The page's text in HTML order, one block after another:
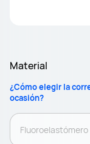
Material
¿Cómo elegir la
ocasión?
Fluoroelastómero